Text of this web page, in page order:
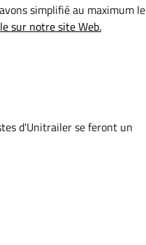
simplifié au maximum le
sur notre site Web.
d'Unitrailer se feront un